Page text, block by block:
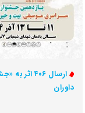
ارسال ۴۰۶
داوران